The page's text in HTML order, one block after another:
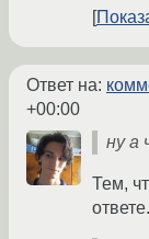
Ответ на:
+00:00
ну а
Тем,
ответе.